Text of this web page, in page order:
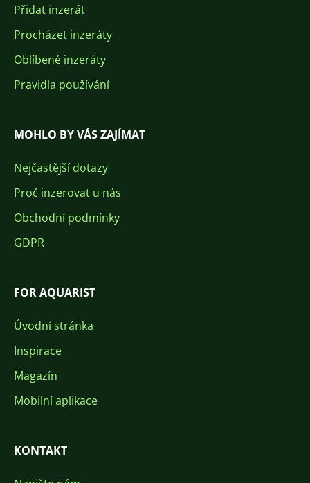
Přidat inzerát
Procházet inzeráty
Oblíbené inzeráty
Pravidla používání
MOHLO BY VÁS ZAJÍMAT
Nejčastější dotazy
Proč inzerovat u nás
Obchodní podmínky
GDPR
FOR AQUARIST
Úvodní stránka
Inspirace
Magazín
Mobilní aplikace
KONTAKT